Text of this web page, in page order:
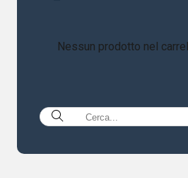
Nessun prodotto nel